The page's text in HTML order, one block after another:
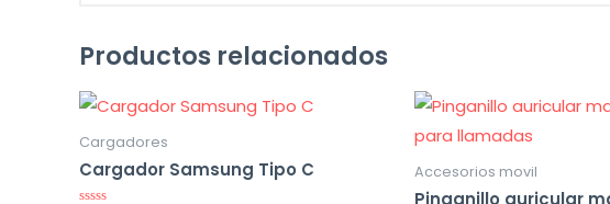
Productos relacionados
Cargadores
Cargador Samsung Tipo C Accesorios movil
Pinganillo auricular